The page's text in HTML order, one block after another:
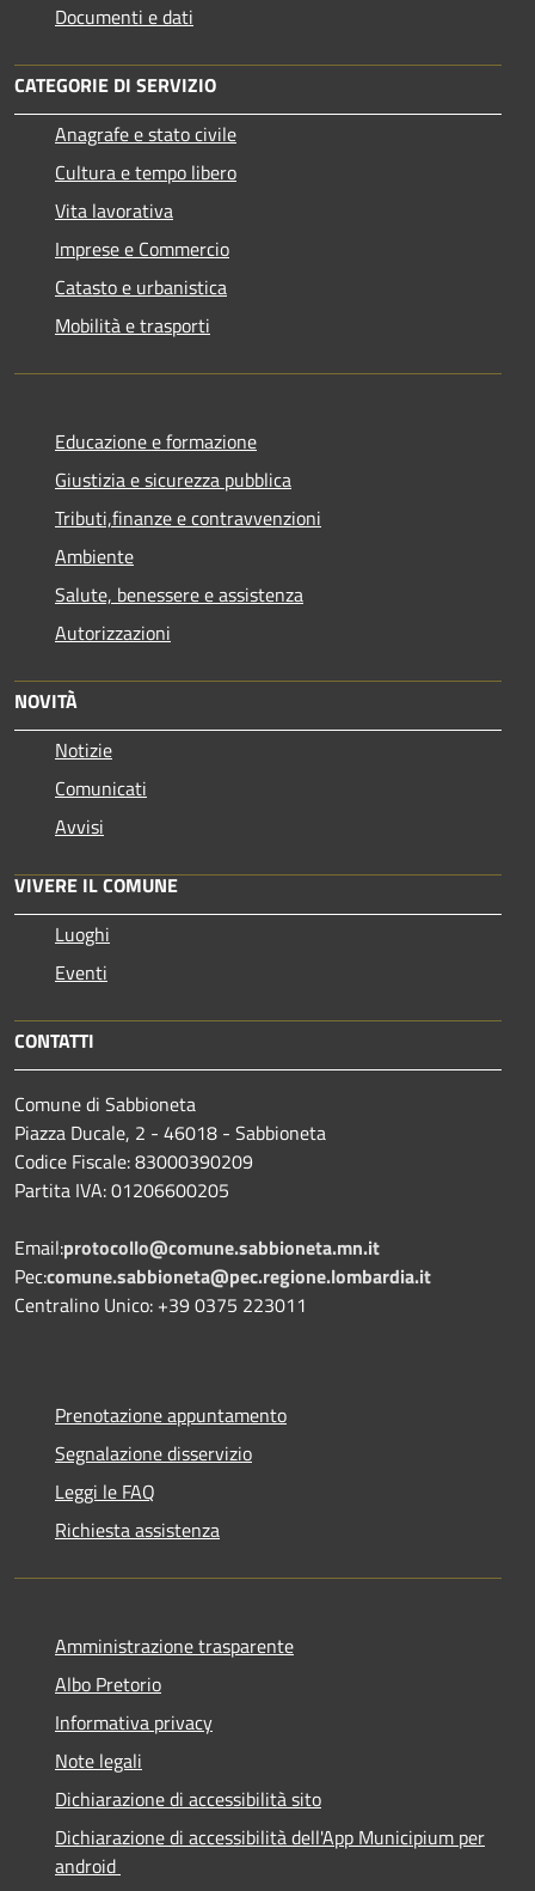
Documenti e dati
CATEGORIE DI SERVIZIO
Anagrafe e stato civile
Cultura e tempo libero
Vita lavorativa
Imprese e Commercio
Catasto e urbanistica
Mobilità e trasporti
Educazione e formazione
Giustizia e sicurezza pubblica
Tributi,finanze e contravvenzioni
Ambiente
Salute, benessere e assistenza
Autorizzazioni
NOVITÀ
Notizie
Comunicati
Avvisi
VIVERE IL COMUNE
Luoghi
Eventi
CONTATTI
Comune di Sabbioneta
Piazza Ducale, 2 - 46018 - Sabbioneta
Codice Fiscale: 83000390209
Partita IVA: 01206600205
Email:protocollo@comune.sabbioneta.mn.it
Pec:comune.sabbioneta@pec.regione.lombardia.it
Centralino Unico: +39 0375 223011
Prenotazione appuntamento
Segnalazione disservizio
Leggi le FAQ
Richiesta assistenza
Amministrazione trasparente
Albo Pretorio
Informativa privacy
Note legali
Dichiarazione di accessibilità sito
Dichiarazione di accessibilità dell'App Municipium per
android